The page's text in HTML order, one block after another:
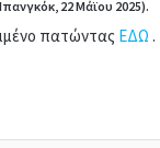
22 Μάϊου 2025).
πατώντας ΕΔΩ .